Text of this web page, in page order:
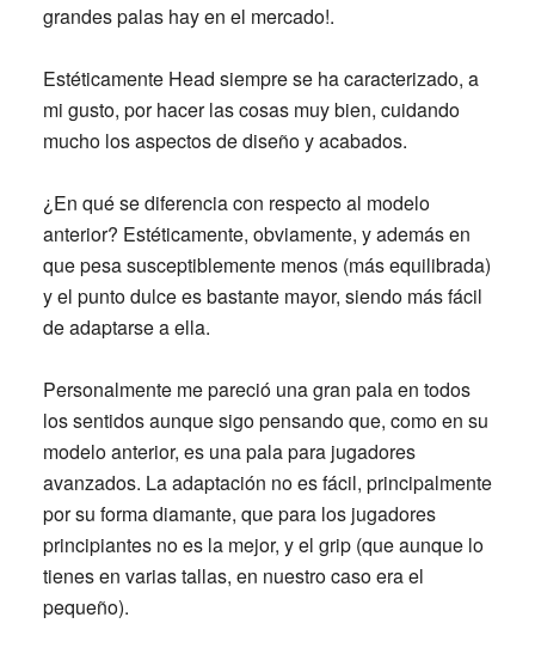
grandes palas hay en el mercado!.
Estéticamente Head siempre se ha caracterizado, a
mi gusto, por hacer las cosas muy bien, cuidando
mucho los aspectos de diseño y acabados.
¿En qué se diferencia con respecto al modelo
anterior? Estéticamente, obviamente, y además en
que pesa susceptiblemente menos (más equilibrada)
y el punto dulce es bastante mayor, siendo más fácil
de adaptarse a ella.
Personalmente me pareció una gran pala en todos
los sentidos aunque sigo pensando que, como en su
modelo anterior, es una pala para jugadores
avanzados. La adaptación no es fácil, principalmente
por su forma diamante, que para los jugadores
principiantes no es la mejor, y el grip (que aunque lo
tienes en varias tallas, en nuestro caso era el
pequeño).